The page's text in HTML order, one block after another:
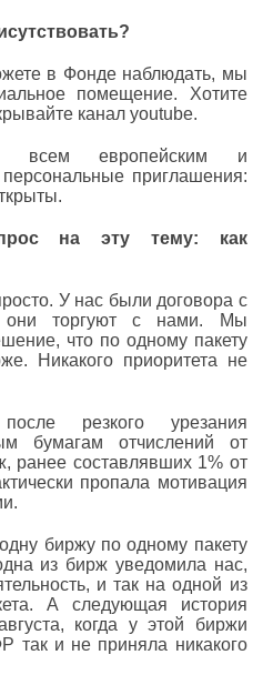
в Фонде наблюдать, мы
помещение. Хотите
канал youtube.
всем европейским и
приглашения:
на эту тему: как
У нас были договора с
они торгуют с нами. Мы
что по одному пакету
Никакого приоритета не
резкого урезания
бумагам отчислений от
ранее составлявших 1% от
пропала мотивация
биржу по одному пакету
из бирж уведомила нас,
и так на одной из
А следующая история
когда у этой биржи
так и не приняла никакого